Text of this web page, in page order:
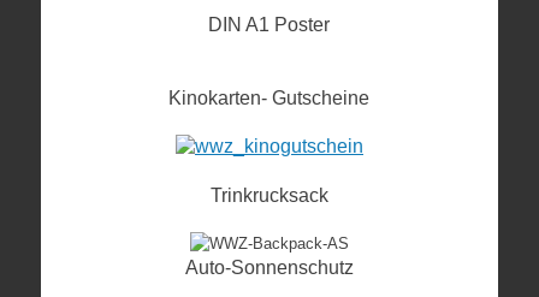
DIN A1 Poster
Kinokarten- Gutscheine
Trinkrucksack
Auto-Sonnenschutz